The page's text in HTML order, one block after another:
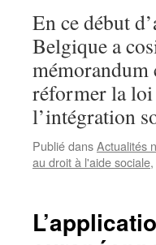
En ce début
Belgique a
mémorandum
réformer la loi
l’intégration
Publié dansActualités
au droit à l'aide sociale,